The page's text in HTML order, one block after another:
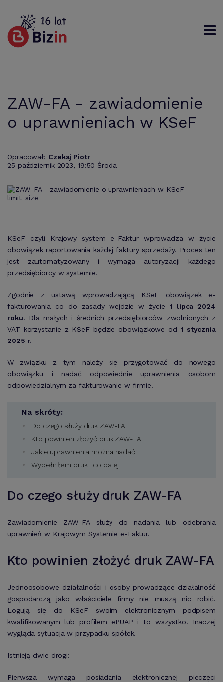
ZAW-FA - zawiadomienie
o uprawnieniach w KSeF
Opracował: Czekaj Piotr
25 październik 2023, 19:50 Środa
KSeF czyli Krajowy system e-Faktur wprowadza w życie
obowiązek raportowania każdej faktury sprzedaży. Proces ten
jest zautomatyzowany i wymaga autoryzacji każdego
przedsiębiorcy w systemie.
Zgodnie z ustawą wprowadzającą KSeF obowiązek e-
fakturowania co do zasady wejdzie w życie 1 lipca 2024
roku. Dla małych i średnich przedsiębiorców zwolnionych z
VAT korzystanie z KSeF będzie obowiązkowe od 1 stycznia
2025 r.
W związku z tym należy się przygotować do nowego
obowiązku i nadać odpowiednie uprawnienia osobom
odpowiedzialnym za fakturowanie w firmie.
Na skróty:
Do czego służy druk ZAW-FA
Kto powinien złożyć druk ZAW-FA
Jakie uprawnienia można nadać
Wypełniłem druk i co dalej
Do czego służy druk ZAW-FA
Zawiadomienie ZAW-FA służy do nadania lub odebrania
uprawnień w Krajowym Systemie e-Faktur.
Kto powinien złożyć druk ZAW-FA
Jednoosobowe działalności i osoby prowadzące działalność
gospodarczą jako właściciele firmy nie muszą nic robić.
Logują się do KSeF swoim elektronicznym podpisem
kwalifikowanym lub profilem ePUAP i to wszystko. Inaczej
wygląda sytuacja w przypadku spółek.
Istnieją dwie drogi:
Pierwsza wymaga posiadania elektronicznej pieczęci